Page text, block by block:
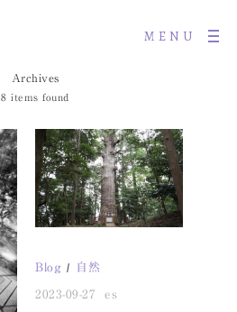
MENU
Archives
8 items found
Blog 自然
2023-09-27 es